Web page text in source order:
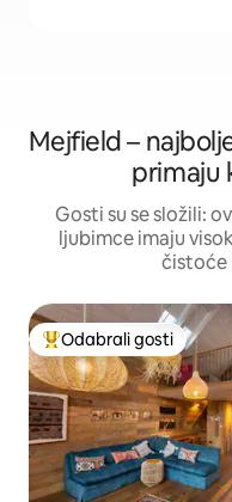
Mejfield –
primaju
Gosti su se složili:
ljubimce imaju
čistoće
Među najviše
Odabrali gosti